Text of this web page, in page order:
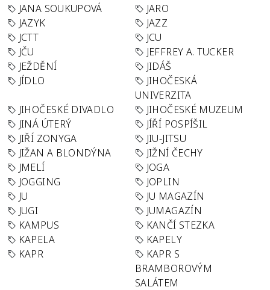
JANA SOUKUPOVÁ
JARO
JAZYK
JAZZ
JCTT
JCU
JČU
JEFFREY A. TUCKER
JEŽDĚNÍ
JIDÁŠ
JÍDLO
JIHOČESKÁ
UNIVERZITA
JIHOČESKÉ DIVADLO
JIHOČESKÉ MUZEUM
JINÁ ÚTERÝ
JÍŘÍ POSPÍŠIL
JIŘÍ ZONYGA
JIU-JITSU
JIŽAN A BLONDÝNA
JIŽNÍ ČECHY
JMELÍ
JOGA
JOGGING
JOPLIN
JU
JU MAGAZÍN
JUGI
JUMAGAZÍN
KAMPUS
KANČÍ STEZKA
KAPELA
KAPELY
KAPR
KAPR S
BRAMBOROVÝM
SALÁTEM